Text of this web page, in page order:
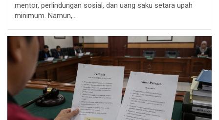
mentor, perlindungan sosial, dan uang saku setara upah
minimum. Namun,…